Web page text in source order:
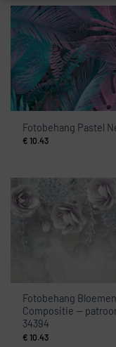
Fotobehang Pastel
€ 10.43
Fotobehang Bloemen
Compositie —
34394
€ 10.43